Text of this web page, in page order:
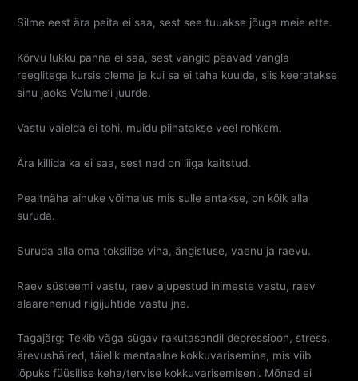
Silme eest ära peita ei saa, sest see tuuakse jõuga meie ette.
Kõrvu lukku panna ei saa, sest vangid peavad vangla
reeglitega kursis olema ja kui sa ei taha kuulda, siis keeratakse
sinu jaoks Volume’i juurde.
Vastu vaielda ei tohi, muidu piinatakse veel rohkem.
Ära killida ka ei saa, sest nad on liiga kaitstud.
Pealtnäha ainuke võimalus mis sulle antakse, on kõik alla
suruda.
Suruda alla oma toksilise viha, ängistuse, vaenu ja raevu.
Raev süsteemi vastu, raev ajupestud inimeste vastu, raev
alaarenenud riigijuhtide vastu jne.
Tagajärg: Tekib väga sügav rakutasandil depressioon, stress,
ärevushäired, täielik mentaalne kokkuvarisemine, mis viib
lõpuks füüsilise keha/tervise kokkuvarisemiseni. Mõned ei